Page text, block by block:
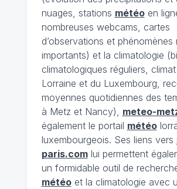
nuages, stations météoen
nombreuses webcams, cartes
d’observations et phénomènes
importants) et la climatologie
climatologiques réguliers,
Lorraine et du Luxembourg,
moyennes quotidiennes des
à Metz et Nancy), meteo-
également le portail météo
luxembourgeois. Ses liens vers
paris.comlui permettent
un formidable outil de
météoet la climatologie avec